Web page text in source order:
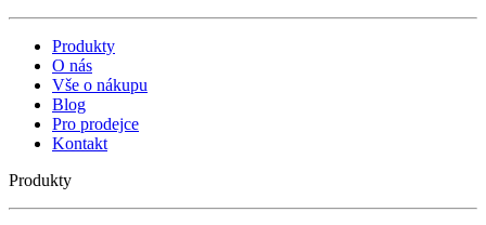
Produkty
O nás
Vše o nákupu
Blog
Pro prodejce
Kontakt
Produkty